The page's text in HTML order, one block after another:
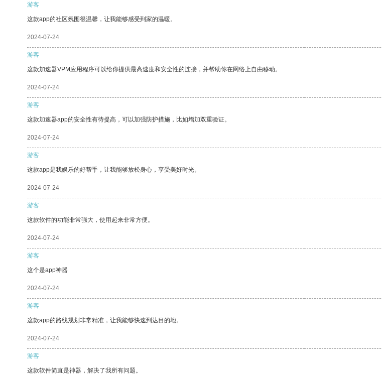
游客
这款app的社区氛围很温馨，让我能够感受到家的温暖。
2024-07-24
游客
这款加速器VPM应用程序可以给你提供最高速度和安全性的连接，并帮助你在网络上自由移动。
2024-07-24
游客
这款加速器app的安全性有待提高，可以加强防护措施，比如增加双重验证。
2024-07-24
游客
这款app是我娱乐的好帮手，让我能够放松身心，享受美好时光。
2024-07-24
游客
这款软件的功能非常强大，使用起来非常方便。
2024-07-24
游客
这个是app神器
2024-07-24
游客
这款app的路线规划非常精准，让我能够快速到达目的地。
2024-07-24
游客
这款软件简直是神器，解决了我所有问题。